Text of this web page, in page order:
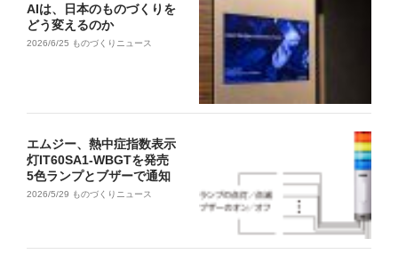
AIは、日本のものづくりを
どう変えるのか
2026/6/25 ものづくりニュース
エムジー、熱中症指数表示
灯IT60SA1-WBGTを発売
5色ランプとブザーで通知
2026/5/29 ものづくりニュース